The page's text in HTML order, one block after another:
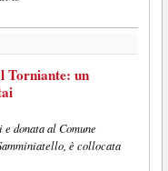
Torniante: un
donata al Comune
è collocata